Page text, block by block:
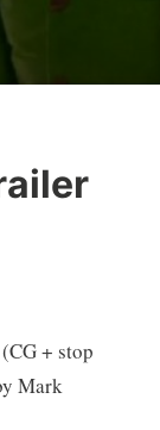
+ stop
Mark